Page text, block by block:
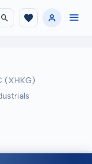
(XHKG)